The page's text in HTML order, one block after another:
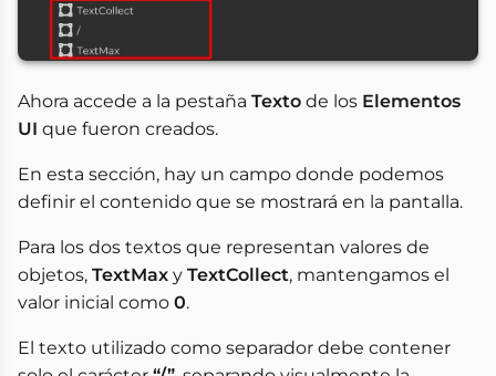
Ahora accede a la pestaña Texto de los Elementos
UI que fueron creados.
En esta sección, hay un campo donde podemos
definir el contenido que se mostrará en la pantalla.
Para los dos textos que representan valores de
objetos, TextMax y TextCollect, mantengamos el
valor inicial como 0.
El texto utilizado como separador debe contener